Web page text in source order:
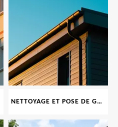
NETTOYAGE ET POSE DE GOUTTIÈRE 69